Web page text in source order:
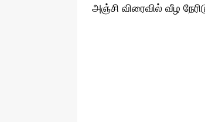
அஞ்சி விரைவில் வீழ